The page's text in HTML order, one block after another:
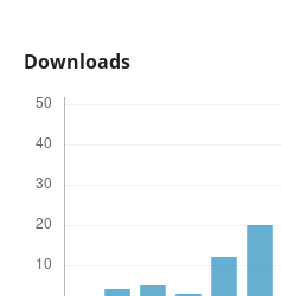
Downloads